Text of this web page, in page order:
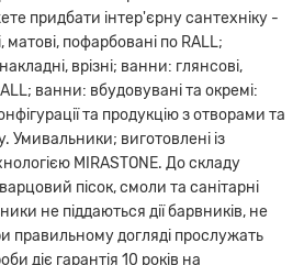
придбати інтер'єрну сантехніку -
пофарбовані по RALL;
врізні; ванни: глянсові,
ванни: вбудовувані та окремі:
та продукцію з отворами та
Умивальники; виготовлені із
MIRASTONE. До складу
пісок, смоли та санітарні
не піддаються дії барвників, не
правильному догляді прослужать
діє гарантія 10 років на